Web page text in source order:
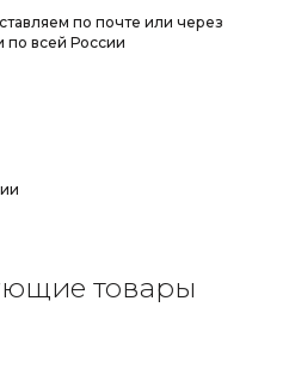
по почте или через
по всей России
товары